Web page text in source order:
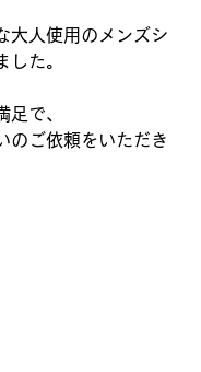
大人使用のメンズシ
した。
足で、
のご依頼をいただき